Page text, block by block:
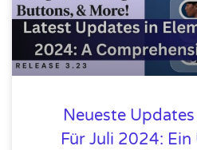
Neueste
Für Juli 2024: